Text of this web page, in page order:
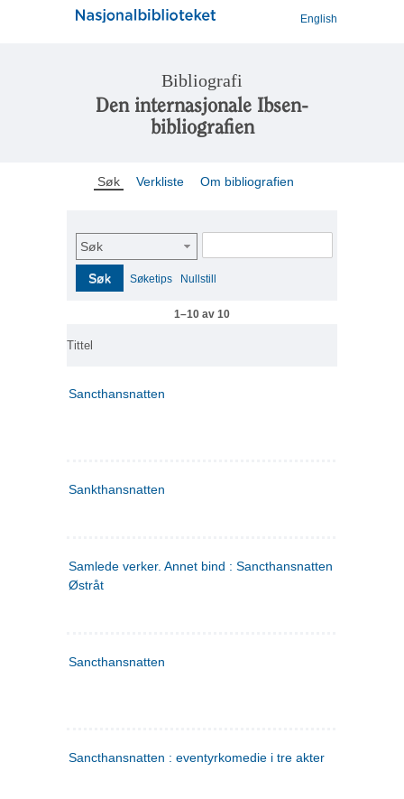
English
Bibliografi
Den internasjonale Ibsen-
bibliografien
Søk Verkliste Om bibliografien
Søk
Søk Søketips Nullstill
1–10 av 10
Tittel
Sancthansnatten
Sankthansnatten
Samlede verker. Annet bind : Sancthansnatten ; Fru Inger
Østråt
Sancthansnatten
Sancthansnatten : eventyrkomedie i tre akter